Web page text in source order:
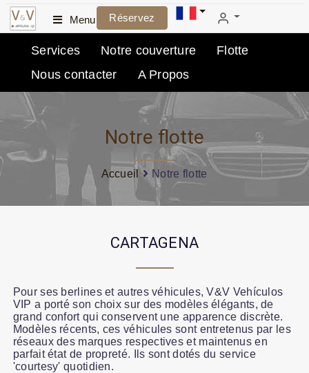
Menu Réservez
Services Notre couverture
Flotte
Nous contacter
A Propos
Notre flotte
Accueil Notre flotte
CARTAGENA
Pour ses berlines et autres véhicules, V&V Vehículos
VIP a porté son choix sur des modèles élégants, de
grand confort qui conservent une apparence discrète.
Modèles récents, ces véhicules sont entretenus par les
réseaux des marques respectives et maintenus en
parfait état de propreté. Ils sont dotés du service
'courtesy' quotidien.